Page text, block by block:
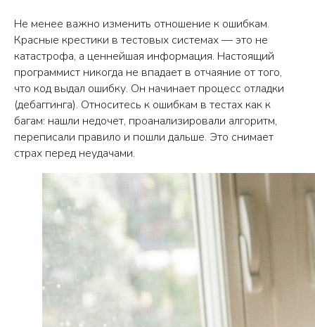
Не менее важно изменить отношение к ошибкам.
Красные крестики в тестовых системах — это не
катастрофа, а ценнейшая информация. Настоящий
программист никогда не впадает в отчаяние от того,
что код выдал ошибку. Он начинает процесс отладки
(дебаггинга). Относитесь к ошибкам в тестах как к
багам: нашли недочет, проанализировали алгоритм,
переписали правило и пошли дальше. Это снимает
страх перед неудачами.